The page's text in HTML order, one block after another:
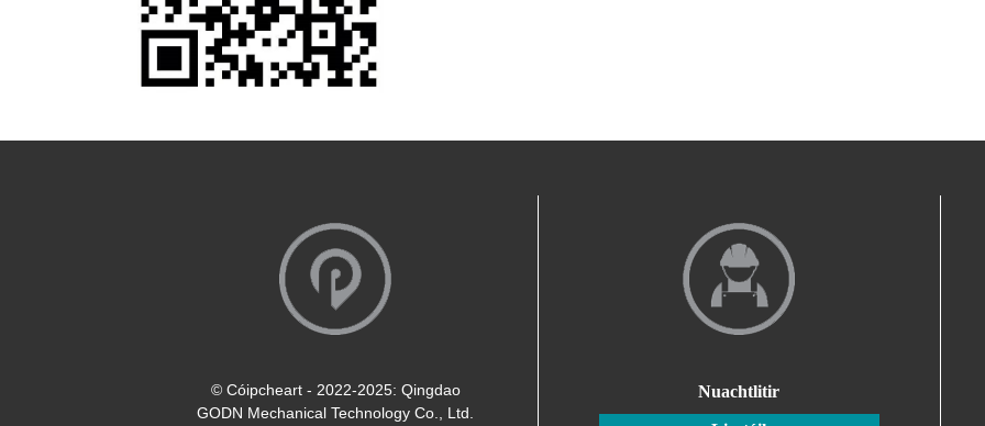
© Cóipcheart - 2022-2025: Qingdao
GODN Mechanical Technology Co., Ltd.
Nuachtlitir